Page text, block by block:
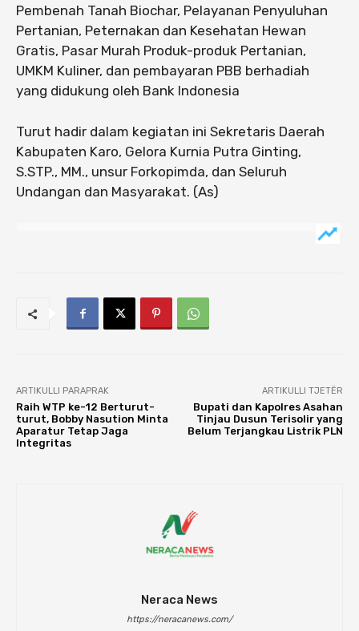
Pembenah Tanah Biochar, Pelayanan Penyuluhan
Pertanian, Peternakan dan Kesehatan Hewan
Gratis, Pasar Murah Produk-produk Pertanian,
UMKM Kuliner, dan pembayaran PBB berhadiah
yang didukung oleh Bank Indonesia
Turut hadir dalam kegiatan ini Sekretaris Daerah
Kabupaten Karo, Gelora Kurnia Putra Ginting,
S.STP., MM., unsur Forkopimda, dan Seluruh
Undangan dan Masyarakat. (As)
ARTIKULLI PARAPRAK
Raih WTP ke-12 Berturut-
turut, Bobby Nasution Minta
Aparatur Tetap Jaga
Integritas
ARTIKULLI TJETËR
Bupati dan Kapolres Asahan
Tinjau Dusun Terisolir yang
Belum Terjangkau Listrik PLN
Neraca News
https://neracanews.com/